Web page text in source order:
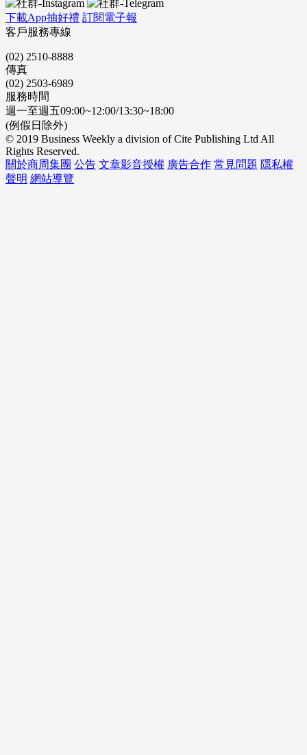
下載App抽好禮 訂閱電子報
客戶服務專線
(02) 2510-8888
傳真
(02) 2503-6989
服務時間
週一至週五09:00~12:00/13:30~18:00
(例假日除外)
© 2019 Business Weekly a division of Cite Publishing Ltd All
Rights Reserved.
關於商周集團 公告 文章影音授權 廣告合作 常見問題 隱私權
聲明 網站導覽